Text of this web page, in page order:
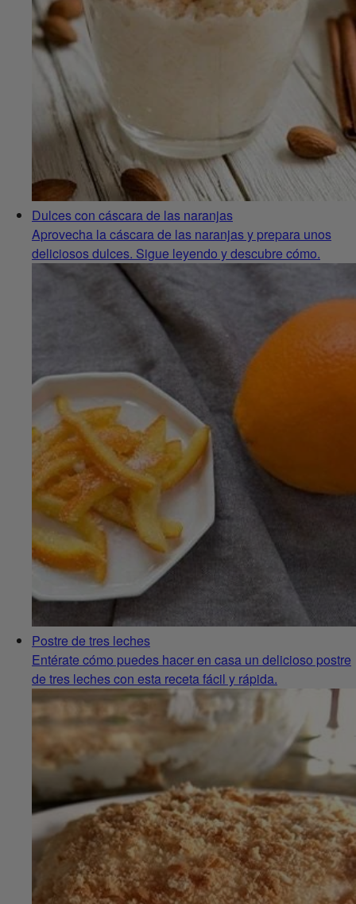
Dulces con cáscara de las naranjas
Aprovecha la cáscara de las naranjas y prepara unos
deliciosos dulces. Sigue leyendo y descubre cómo.
Postre de tres leches
Entérate cómo puedes hacer en casa un delicioso postre
de tres leches con esta receta fácil y rápida.